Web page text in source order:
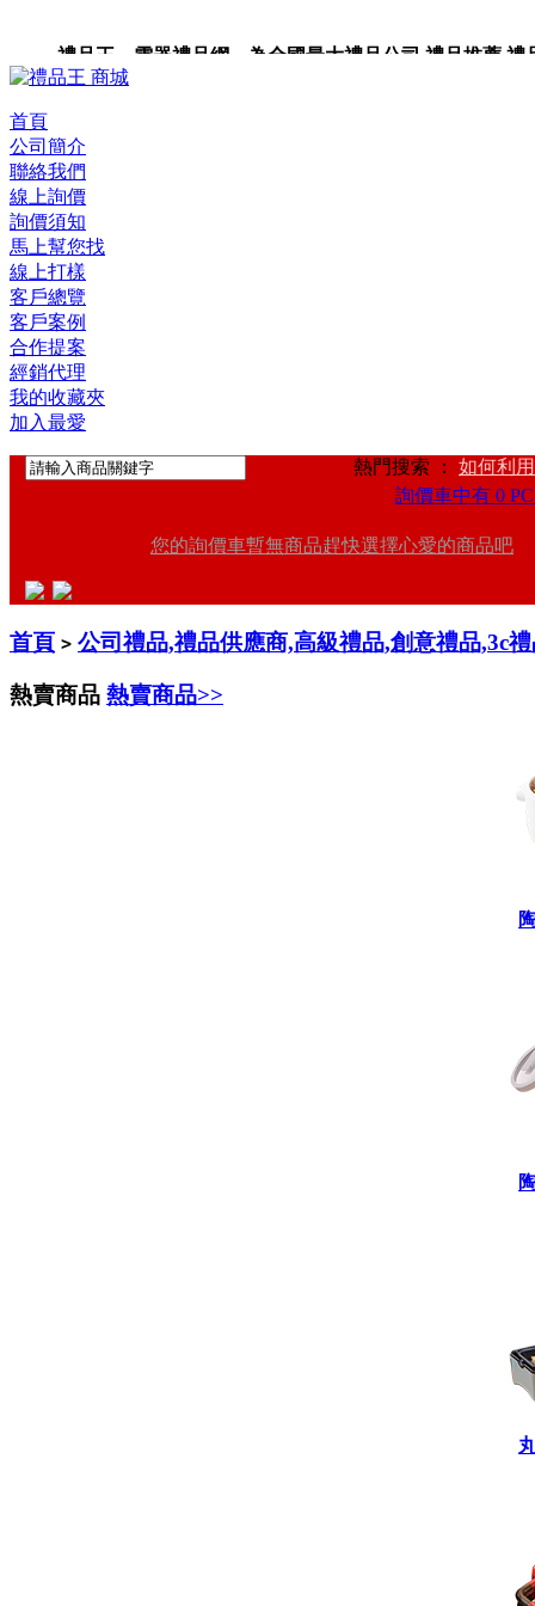
禮品王 電器禮品網 為全國最大禮品公司,禮品推薦,禮
卡,企業禮品,禮品小物,高級禮品,禮品網站。
首頁
公司簡介
聯絡我們
線上詢價
詢價須知
馬上幫您找
線上打樣
客戶總覽
客戶案例
合作提案
經銷代理
我的收藏夾
加入最愛
熱門搜索 ： 如何利
詢價車中有 0
您的詢價車暫無商品趕快選擇心愛的商品吧
首頁 > 公司禮品,禮品供應商,高級禮品,創意禮品,3c
熱賣商品 熱賣商品>>